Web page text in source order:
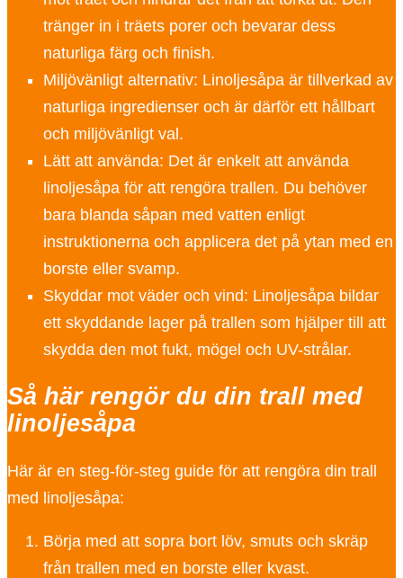
tränger in i träets porer och bevarar dess
naturliga färg och finish.
Miljövänligt alternativ: Linoljesåpa är tillverkad av
naturliga ingredienser och är därför ett hållbart
och miljövänligt val.
Lätt att använda: Det är enkelt att använda
linoljesåpa för att rengöra trallen. Du behöver
bara blanda såpan med vatten enligt
instruktionerna och applicera det på ytan med en
borste eller svamp.
Skyddar mot väder och vind: Linoljesåpa bildar
ett skyddande lager på trallen som hjälper till att
skydda den mot fukt, mögel och UV-strålar.
Så här rengör du din trall med
linoljesåpa
Här är en steg-för-steg guide för att rengöra din trall
med linoljesåpa:
Börja med att sopra bort löv, smuts och skräp
från trallen med en borste eller kvast.